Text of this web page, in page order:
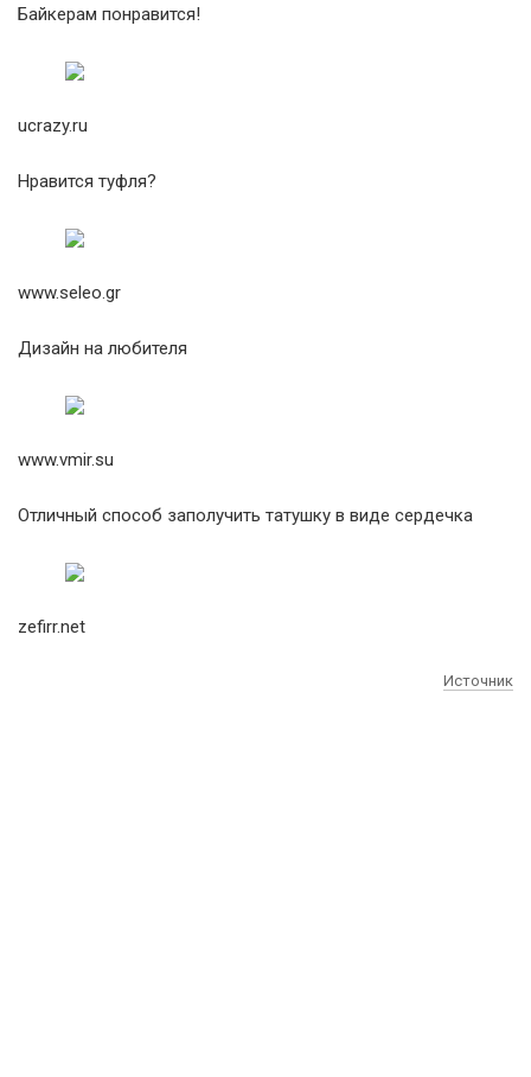
Байкерам понравится!
ucrazy.ru
Нравится туфля?
www.seleo.gr
Дизайн на любителя
www.vmir.su
Отличный способ заполучить татушку в виде сердечка
zefirr.net
Источник